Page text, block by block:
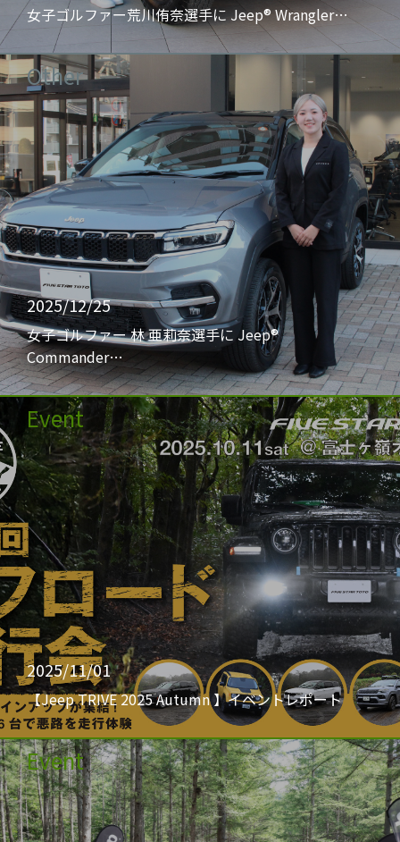
女子ゴルファー荒川侑奈選手に Jeep® Wrangler…
Other
2025/12/25
女子ゴルファー 林 亜莉奈選手に Jeep®
Commander…
Event
2025/11/01
【Jeep TRIVE 2025 Autumn 】イベントレポート
Event